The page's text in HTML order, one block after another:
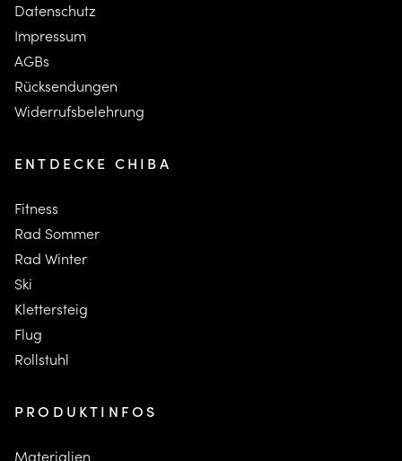
Datenschutz
Impressum
AGBs
Rücksendungen
Widerrufsbelehrung
ENTDECKE CHIBA
Fitness
Rad Sommer
Rad Winter
Ski
Klettersteig
Flug
Rollstuhl
PRODUKTINFOS
Materialien